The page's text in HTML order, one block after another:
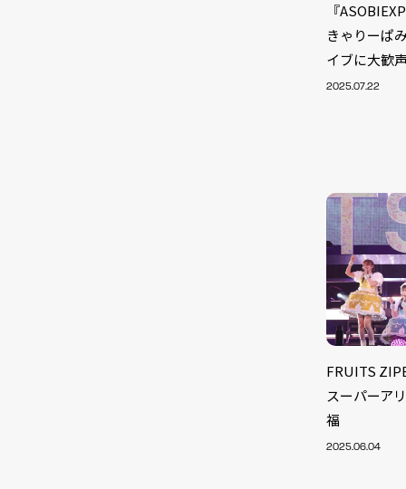
『
きゃりーぱ
イブに大歓
2025.07.22
FRUITS
スーパーア
福
2025.06.04